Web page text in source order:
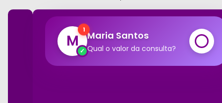
M
1
Maria Santos
Qual o valor da consulta?